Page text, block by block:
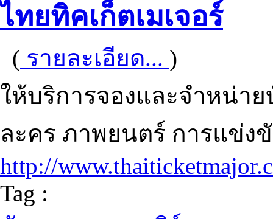
ไทยทิคเก็ตเมเจอร์
( รายละเอียด... )
ให้บริการจองและจำหน่า
ละคร ภาพยนตร์ การแข่ง
http://
Tag :